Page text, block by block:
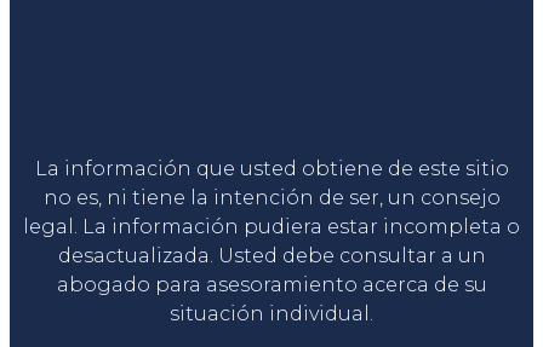
La información que usted obtiene de este sitio
no es, ni tiene la intención de ser, un consejo
legal. La información pudiera estar incompleta o
desactualizada. Usted debe consultar a un
abogado para asesoramiento acerca de su
situación individual.